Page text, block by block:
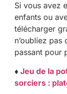
Si vous avez
enfants ou
télécharger
n’oubliez
passant pour
♦ Jeu de la
sorciers :